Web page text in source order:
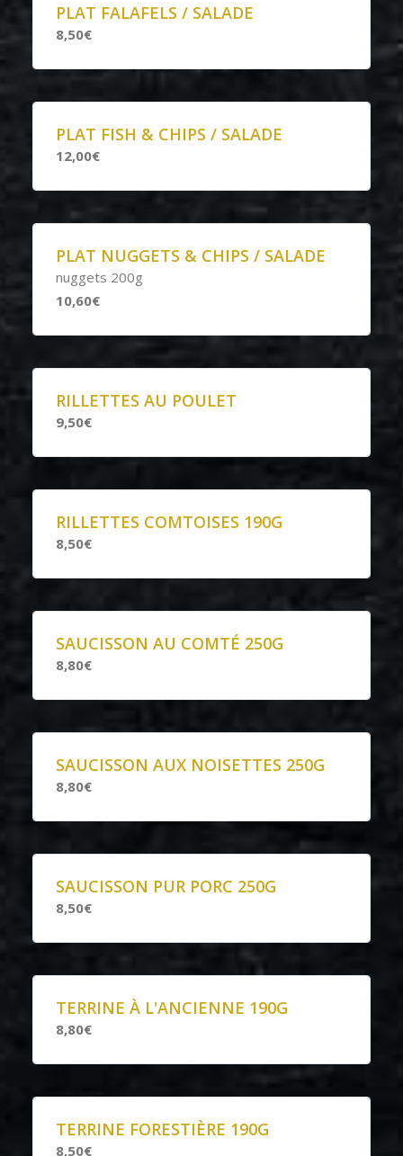
PLAT FALAFELS / SALADE
8,50€
PLAT FISH & CHIPS / SALADE
12,00€
PLAT NUGGETS & CHIPS / SALADE
nuggets 200g
10,60€
RILLETTES AU POULET
9,50€
RILLETTES COMTOISES 190G
8,50€
SAUCISSON AU COMTÉ 250G
8,80€
SAUCISSON AUX NOISETTES 250G
8,80€
SAUCISSON PUR PORC 250G
8,50€
TERRINE À L'ANCIENNE 190G
8,80€
TERRINE FORESTIÈRE 190G
8,50€